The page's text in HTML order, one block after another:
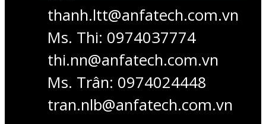
Hỗ trợ các vấn đề khác
Mr. Thắng: 0909 560 555
thang.nv@anfatech.com.vn